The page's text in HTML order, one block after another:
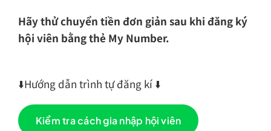
Hãy thử chuyển tiền đơn giản sau khi đăng ký
hội viên bằng thẻ My Number.
⬇️Hướng dẫn trình tự đăng kí ⬇️
Kiểm tra cách gia nhập hội viên